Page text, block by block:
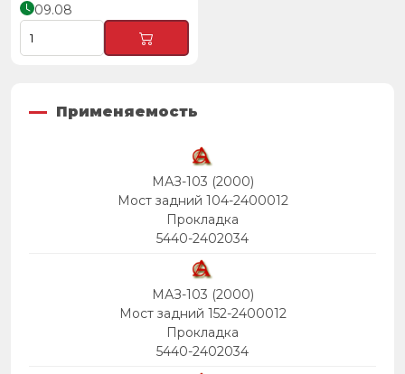
09.08
Применяемость
МАЗ-103 (2000)
Мост задний 104-2400012
Прокладка
5440-2402034
МАЗ-103 (2000)
Мост задний 152-2400012
Прокладка
5440-2402034